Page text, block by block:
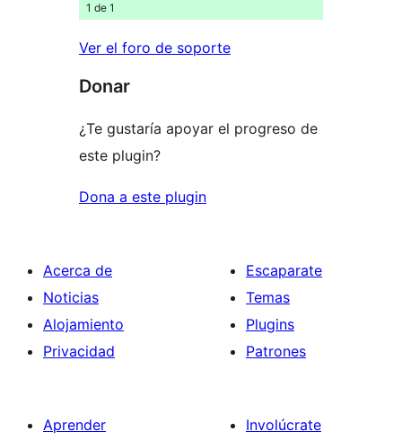
1 de 1
Ver el foro de soporte
Donar
¿Te gustaría apoyar el progreso de
este plugin?
Dona a este plugin
Acerca de
Noticias
Alojamiento
Privacidad
Escaparate
Temas
Plugins
Patrones
Aprender
Involúcrate